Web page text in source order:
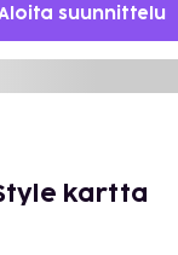
suunnittelu
kartta